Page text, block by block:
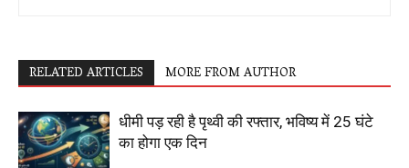
RELATED ARTICLES MORE FROM AUTHOR
धीमी पड़ रही है पृथ्वी की रफ्तार, भविष्य में 25 घंटे
का होगा एक दिन